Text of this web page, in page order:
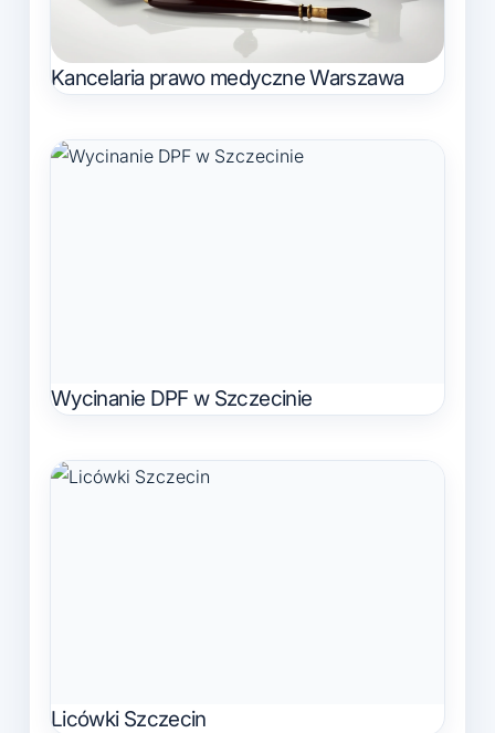
Kancelaria prawo medyczne Warszawa
Wycinanie DPF w Szczecinie
Licówki Szczecin